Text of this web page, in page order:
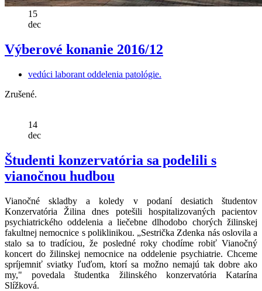
15
dec
Výberové konanie 2016/12
vedúci laborant oddelenia patológie.
Zrušené.
14
dec
Študenti konzervatória sa podelili s
vianočnou hudbou
Vianočné skladby a koledy v podaní desiatich študentov
Konzervatória Žilina dnes potešili hospitalizovaných pacientov
psychiatrického oddelenia a liečebne dlhodobo chorých žilinskej
fakultnej nemocnice s poliklinikou. „Sestrička Zdenka nás oslovila a
stalo sa to tradíciou, že posledné roky chodíme robiť Vianočný
koncert do žilinskej nemocnice na oddelenie psychiatrie. Chceme
spríjemniť sviatky ľuďom, ktorí sa možno nemajú tak dobre ako
my," povedala študentka žilinského konzervatória Katarína
Slížková.